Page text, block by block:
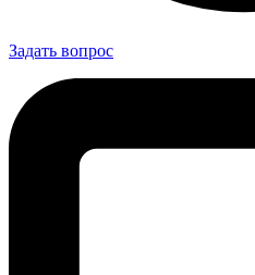
Задать вопрос